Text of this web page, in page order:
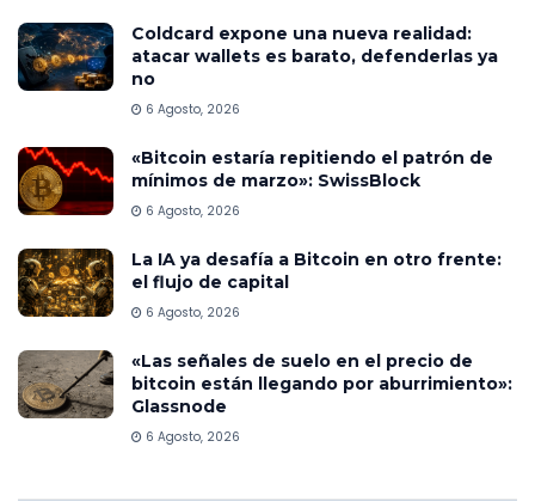
Coldcard expone una nueva realidad:
atacar wallets es barato, defenderlas ya
no
6 Agosto, 2026
«Bitcoin estaría repitiendo el patrón de
mínimos de marzo»: SwissBlock
6 Agosto, 2026
La IA ya desafía a Bitcoin en otro frente:
el flujo de capital
6 Agosto, 2026
«Las señales de suelo en el precio de
bitcoin están llegando por aburrimiento»:
Glassnode
6 Agosto, 2026